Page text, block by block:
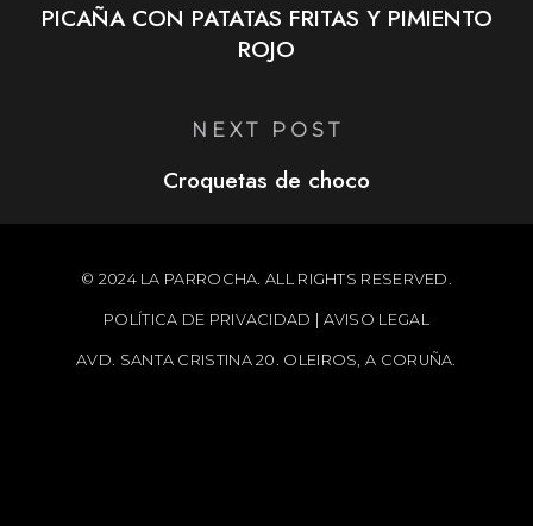
PICAÑA CON PATATAS FRITAS Y PIMIENTO
ROJO
NEXT POST
Croquetas de choco
© 2024 LA PARROCHA. ALL RIGHTS RESERVED.
POLÍTICA DE PRIVACIDAD AVISO LEGAL
AVD. SANTA CRISTINA 20. OLEIROS, A CORUÑA.